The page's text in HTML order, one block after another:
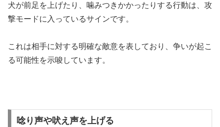
犬が前足を上げたり、噛みつきかかったりする行動は、攻
撃モードに入っているサインです。
これは相手に対する明確な敵意を表しており、争いが起こ
る可能性を示唆しています。
唸り声や吠え声を上げる